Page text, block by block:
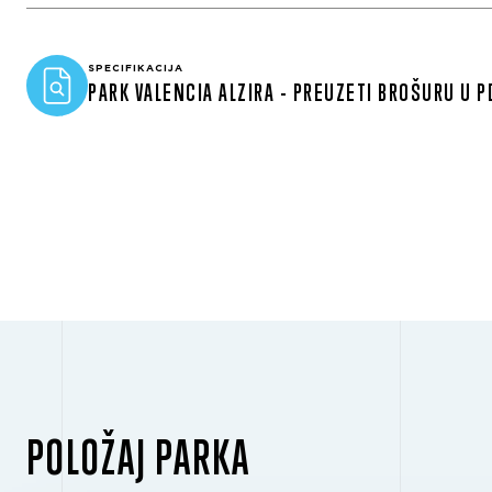
SPECIFIKACIJA
PARK VALENCIA ALZIRA - PREUZETI BROŠURU U
POLOŽAJ PARKA